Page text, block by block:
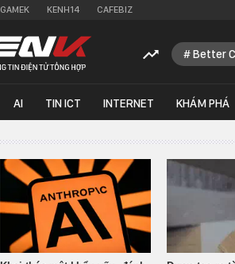
GAMEK KENH14 CAFEBIZ
Better
AI TIN ICT INTERNET KHÁM PHÁ